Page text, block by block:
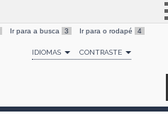
Simplifique!
Comunica BR
Ir para a busca 3 Ir para o rodapé 4
IDIOMAS CONTRASTE